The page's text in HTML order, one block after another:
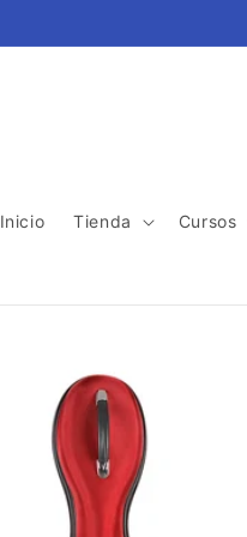
Inicio Tienda Cursos